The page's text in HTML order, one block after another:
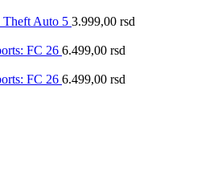
Theft Auto 5 3.999,00 rsd
FC 26 6.499,00 rsd
FC 26 6.499,00 rsd